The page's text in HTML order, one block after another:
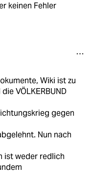
keinen Fehler
Wiki ist zu
VÖLKERBUND
gegen
Nun nach
ist weder redlich